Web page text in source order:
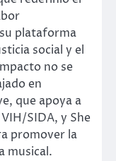
plataforma
social y el
no se
en
que apoya a
SIDA, y She
promover la
musical.